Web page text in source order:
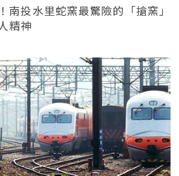
南投水里蛇窯最驚險的「搶窯」
精神